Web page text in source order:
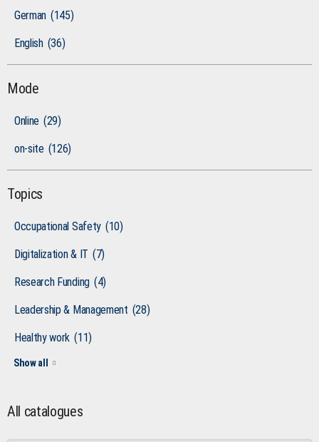
German (145)
English (36)
Mode
Online (29)
on-site (126)
Topics
Occupational Safety (10)
Digitalization & IT (7)
Research Funding (4)
Leadership & Management (28)
Healthy work (11)
Show all
All catalogues